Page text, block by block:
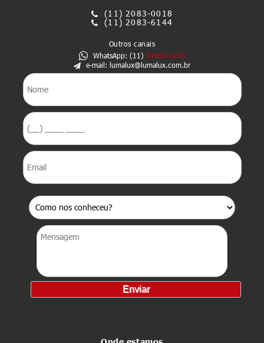
(11) 2083-0018
(11) 2083-6144
Outros canais
WhatsApp: (11) 94990-0270
e-mail: lumalux@lumalux.com.br